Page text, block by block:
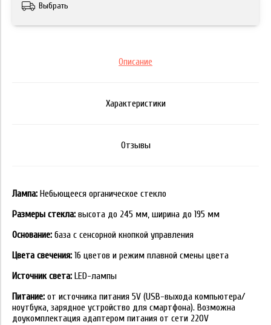
Выбрать
Описание
Характеристики
Отзывы
Лампа: Небьющееся органическое стекло
Размеры стекла: высота до 245 мм, ширина до 195 мм
Основание: база с сенсорной кнопкой управления
Цвета свечения: 16 цветов и режим плавной смены цвета
Источник света: LED-лампы
Питание: от источника питания 5V (USB-выхода компьютера/
ноутбука, зарядное устройство для смартфона). Возможна
доукомплектация адаптером питания от сети 220V